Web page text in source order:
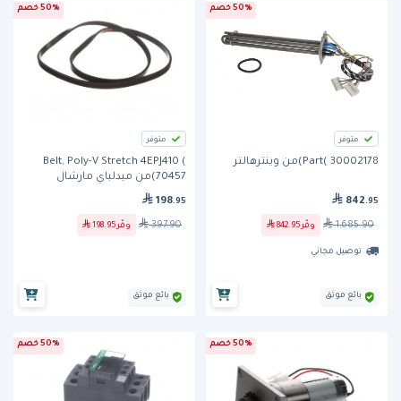
50% خصم
متوفر
Part( 30002178)من وينترهالتر
842 .95
1,685.90 وفّر 842.95
توصيل مجاني
بائع موثق
50% خصم
متوفر
Belt, Poly-V Stretch 4EPJ410 (
70457)من ميدلباي مارشال
198.95
397.90 وفّر 198.95
بائع موثق
50% خصم 50% خصم